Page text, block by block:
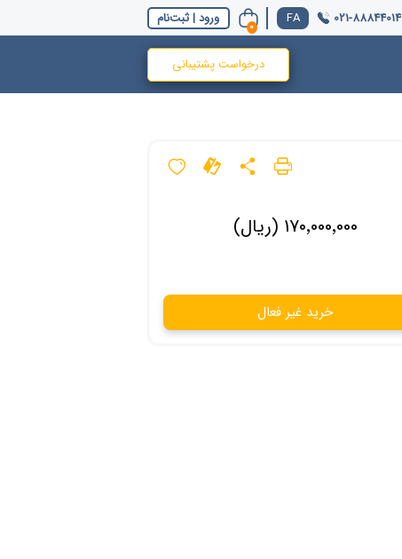
021-88844014
0 ورود | ثبت‌نام
درخواست پشتیبانی
170٬000٬000 (ریال)
خرید غیر فعال